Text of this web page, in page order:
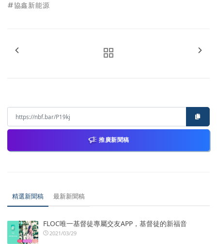
#協鑫新能源
推廣新聞稿
精選新聞稿 最新新聞稿
FLOC唯一基督徒專屬交友APP，基督徒的新福音
2021/03/29